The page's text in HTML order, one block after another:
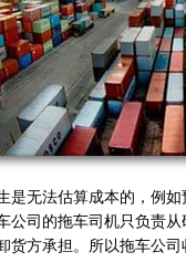
是无法估算成本的，例
公司的拖车司机只负责
货方承担。所以拖车公司